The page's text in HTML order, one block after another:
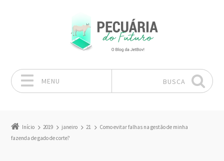
MENU BUSCA
Início 2019 janeiro 21
Como evitar falhas na gestão de minha
fazenda de gado de corte?